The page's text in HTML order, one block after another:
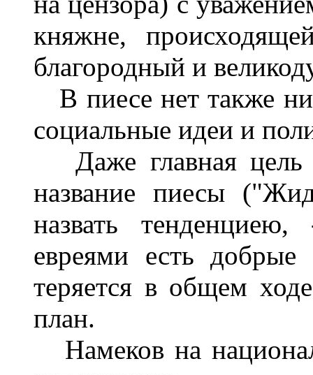
княжне,
благородный и
В пиесе нет также
социальные идеи и
Даже главная цель
название пиесы
назвать
евреями есть
теряется в общем
план.
Намеков на